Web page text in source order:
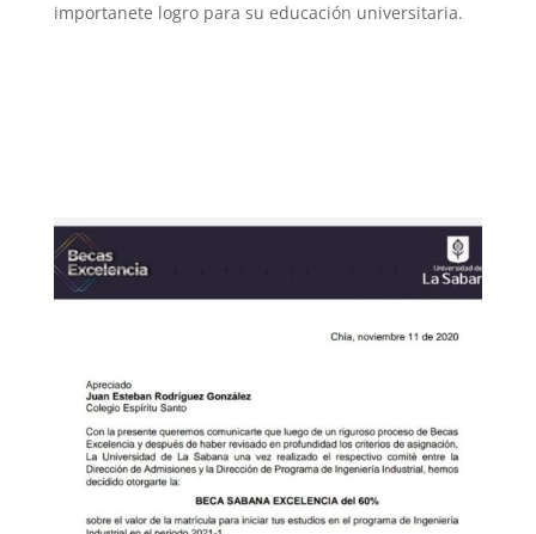
importanete logro para su educación universitaria.